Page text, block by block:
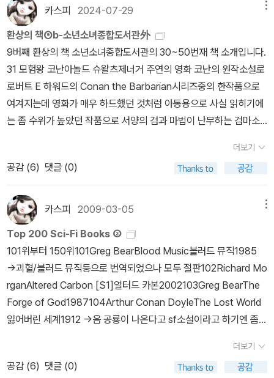
카스피 2024-07-29
환상의 책⑨b-소년소녀종합도서관外
9버째 환상의 책 소년소녀종합도서관의 30~50번재 책 소개입니다.
31 모험왕 코난아놀드 슈왈츠제너거 주연의 영화 코난의 원작소설로
로버트 E 하워드의 Conan the Barbarian시리즈중의 한작품으로
여겨지는데 영화가 매우 하드했던 것처럼 아동용으로 사실 읽히기에
는 좀 수위가 높았던 작품으로 서양의 검과 마법이 난무하는 검마소
한 케이스의 작품으로 일본에서 아동용으로 축약된 것을 그냥 한국어
로 번역한 책이죠.이후 야만인 코난이란 적품으로 다른 작품이 소개
되었으나 곧 절판되었습니다. 32 4차원의 신세계과학소설로 여겨지
는데 정확한 내용은 기억이 나질 않네요.33 80일간의 세계일주34
밀림의 왕 타잔과 우리가 영화와 드라마로 익히 알고있는 에드거 라
이스 버로우의 모험소설.19세기말 서양의 소년이 아프리카의 밀림에
서 원숭이와 함께 성장하는 성장/모험담을 그리고 있는 작품입니다.
예전에 타잔은 아동용으로 시리즈물로 간행되었으나 절판되었고 이
후 성인용으로 다우출판사에서 재간되었은데 현재 구매 가능합니다.
35 최후의 공룡세계과학소설의 하나로 셜록 홈즈를 창조한 코난 도
일의 또 하나의 대표적인 캐릭터 챌린저교수를 만날수 있는 작품으로
원제는 잃어버린 세계 입니다.선사시대의 공룡이 20세기 아프리카
밀림의 깊숙한 고원에 살아있다는 가상하에 쓴 모험소설이자 과학소
더보기
공감 (6) 댓글 (0)
카스피 2009-03-05
Top 200 Sci-Fi Books ③
101위부터 150위101Greg BearBlood Music블러드 뮤직1985
→괴혈/블러드 뮤직등으로 번역되었으나 모두 절판102Richard Mo
rganAltered Carbon [S1]얼터드 카본2002103Greg BearThe
Forge of God1987104Arthur Conan DoyleThe Lost World
잃어버린 세계1912 →음 공룡이 나온다고 sf소설이라고 하기엔 좀
Robert Louis StevensonStrange Case Of Dr Jekyll & Mr H
yde1886107Robert A Heinlein[C] The Past Through Tomo
더보기
공감 (6) 댓글 (0)